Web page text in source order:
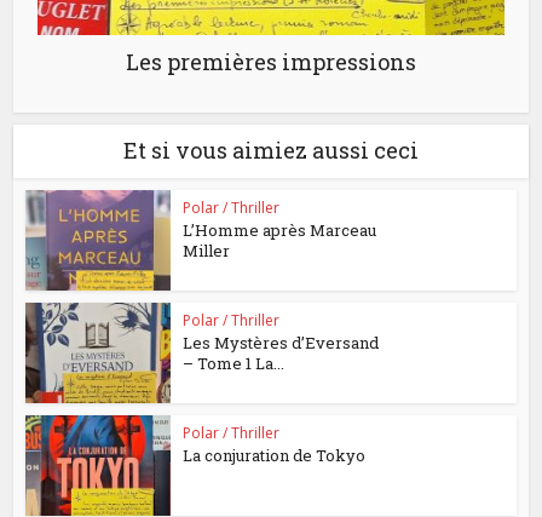
Les premières impressions
Et si vous aimiez aussi ceci
Polar / Thriller
L’Homme après Marceau
Miller
Polar / Thriller
Les Mystères d’Eversand
– Tome 1 La...
Polar / Thriller
La conjuration de Tokyo